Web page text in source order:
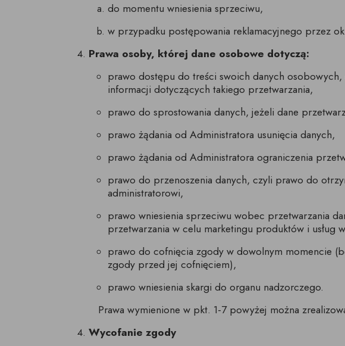
do momentu wniesienia sprzeciwu,
w przypadku postępowania reklamacyjnego przez
Prawa osoby, której dane osobowe dotyczą:
prawo dostępu do treści swoich danych
informacji dotyczących takiego przetwarzania,
prawo do sprostowania danych, jeżeli dane
prawo żądania od Administratora usunięcia danych,
prawo żądania od Administratora ograniczenia
prawo do przenoszenia danych, czyli prawo do
administratorowi,
prawo wniesienia sprzeciwu wobec przetwarzania
przetwarzania w celu marketingu produktów i usług
prawo do cofnięcia zgody w dowolnym momencie
zgody przed jej cofnięciem),
prawo wniesienia skargi do organu nadzorczego.
Prawa wymienione w pkt. 1-7 powyżej można
Wycofanie zgody